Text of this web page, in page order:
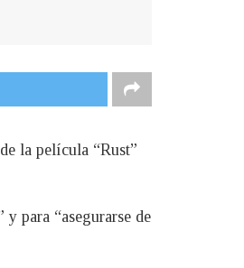
la película “Rust”
para “asegurarse de